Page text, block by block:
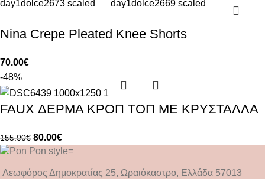
Nina Crepe Pleated Knee Shorts
70.00€
-48%
FAUX ΔΕΡΜΑ ΚΡΟΠ ΤΟΠ ΜΕ ΚΡΥΣΤΑΛΛΑ
155.00€ 80.00€
Λεωφόρος Δημοκρατίας 25, Ωραιόκαστρο, Ελλάδα 57013